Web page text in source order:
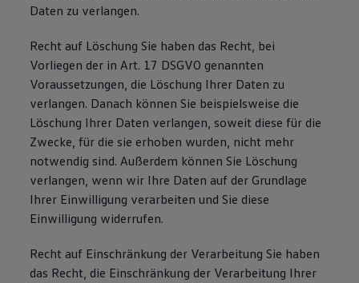
Daten zu verlangen.
Recht auf Löschung Sie haben das Recht, bei
Vorliegen der in Art. 17 DSGVO genannten
Voraussetzungen, die Löschung Ihrer Daten zu
verlangen. Danach können Sie beispielsweise die
Löschung Ihrer Daten verlangen, soweit diese für die
Zwecke, für die sie erhoben wurden, nicht mehr
notwendig sind. Außerdem können Sie Löschung
verlangen, wenn wir Ihre Daten auf der Grundlage
Ihrer Einwilligung verarbeiten und Sie diese
Einwilligung widerrufen.
Recht auf Einschränkung der Verarbeitung Sie haben
das Recht, die Einschränkung der Verarbeitung Ihrer